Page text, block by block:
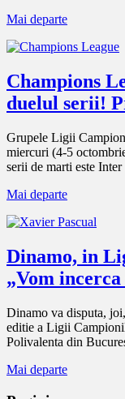
Mai departe
Champions
duelul serii!
Grupele Ligii
miercuri (4-5
serii de marti este
Mai departe
Dinamo, in
„Vom
Dinamo va disputa,
editie a Ligii
Polivalenta din
Mai departe